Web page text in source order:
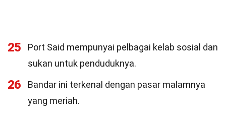
25
Port Said mempunyai pelbagai kelab sosial dan
sukan untuk penduduknya.
26
Bandar ini terkenal dengan pasar malamnya
yang meriah.